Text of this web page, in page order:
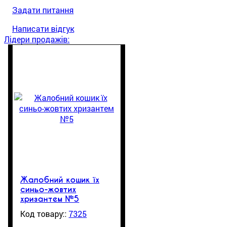
Задати питання
Написати відгук
Лідери продажів:
Жалобний кошик їх
синьо-жовтих
хризантем №5
7325